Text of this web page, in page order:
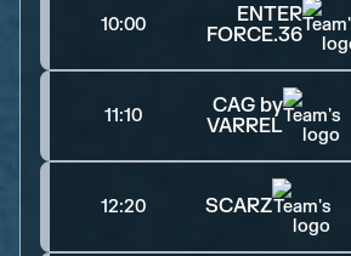
10:00
ENTER
FORCE.36
11:10
CAG by
VARREL
12:20 SCARZ